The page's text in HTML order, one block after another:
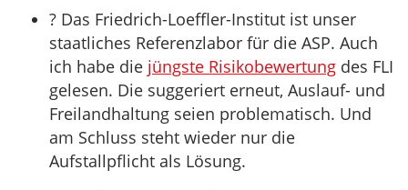
? Das Friedrich-Loeffler-Institut ist unser
staatliches Referenzlabor für die ASP. Auch
ich habe die jüngste Risikobewertung des FLI
gelesen. Die suggeriert erneut, Auslauf- und
Freilandhaltung seien problematisch. Und
am Schluss steht wieder nur die
Aufstallpflicht als Lösung.